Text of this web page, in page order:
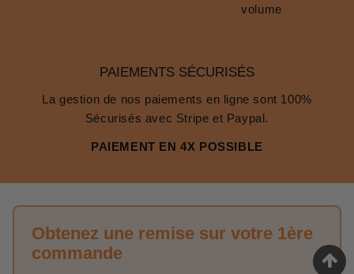
volume
PAIEMENTS SÉCURISÉS
La gestion de nos paiements en ligne sont 100%
Sécurisés avec Stripe et Paypal.
PAIEMENT EN 4X POSSIBLE
Obtenez une remise sur votre 1ère
commande